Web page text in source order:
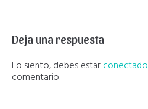
Deja una respuesta
Lo siento, debes estarconectado
comentario.